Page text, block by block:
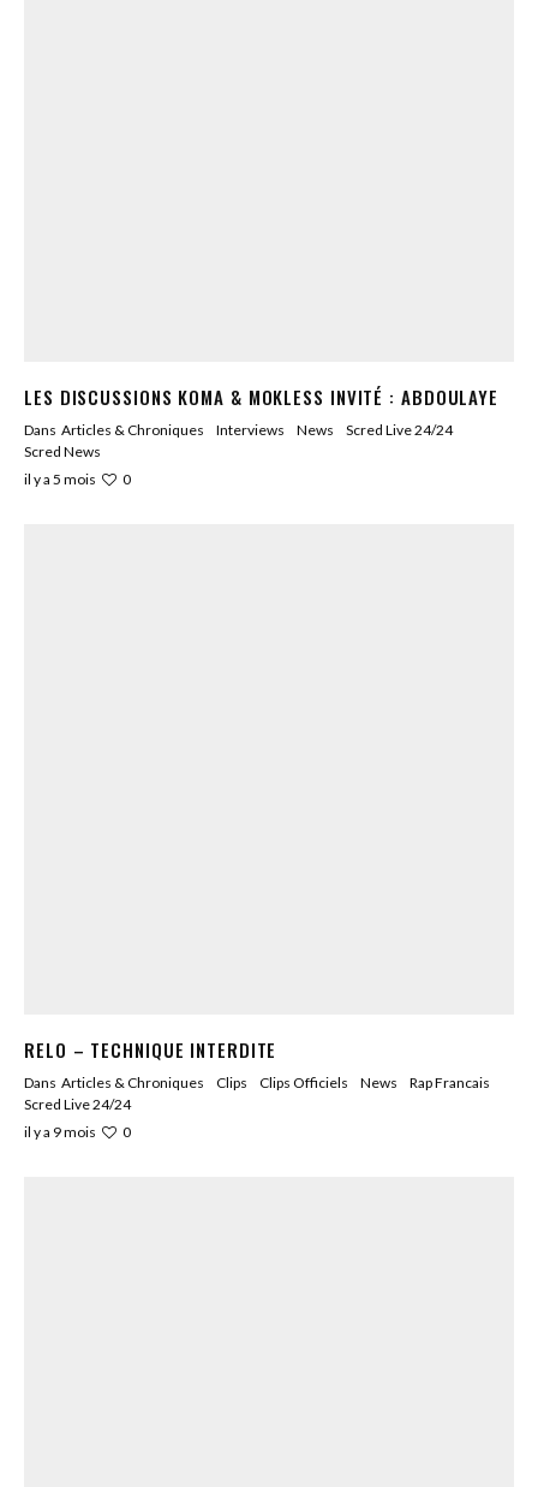
LES DISCUSSIONS KOMA & MOKLESS INVITÉ : ABDOULAYE
Dans Articles & Chroniques Interviews News
Scred Live 24/24
Scred News
il y a 5 mois
0
RELO – TECHNIQUE INTERDITE
Dans Articles & Chroniques Clips Clips Officiels News
Rap Francais
Scred Live 24/24
il y a 9 mois
0